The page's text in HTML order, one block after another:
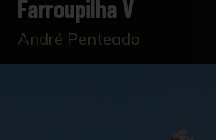
Farroupilha V
André Penteado